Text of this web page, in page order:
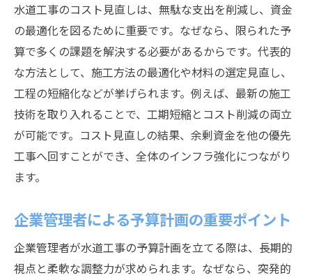
水道工事のコスト見直しは、無駄な支出を削減し、資金
の最適化を図るために重要です。なぜなら、限られた予
算で多くの課題を解決する必要があるからです。代表的
な方法として、施工方法の最適化や材料の選定見直し、
工程の短縮化などが挙げられます。例えば、最新の施工
技術を取り入れることで、工期短縮とコスト削減の両立
が可能です。コスト見直しの結果、余剰資金を他の優先
工事へ回すことができ、全体のインフラ強化につながり
ます。
企業管理者による予算計画の重要ポイント
企業管理者が水道工事の予算計画を立てる際は、長期的
視点と柔軟な調整力が求められます。なぜなら、突発的